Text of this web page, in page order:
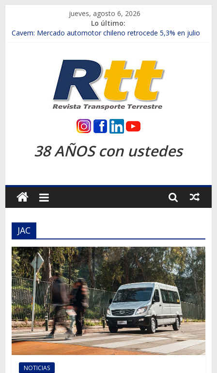
contenido
jueves, agosto 6, 2026
Lo último:
Chile es el primer mercado internacional en lanzar la nueva
Salfa suma vehículos electrificados de Chevrolet en el Biobío
Samex amplía su red con nuevas sucursales en Rancagua y
SINOTRUK Pick-ups presentó la recién estrenada Bolden en
la Expo Compras Públicas 2026
Revista
Transporte
Terrestre
Autos,
camiones,
motos,
información
del
mundo
del
transporte
38 AÑOS con ustedes
JAC
NOTICIAS